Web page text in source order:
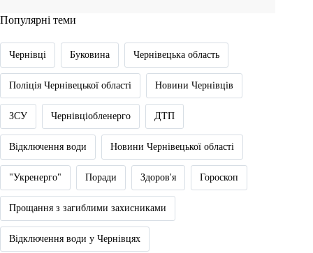
Популярні теми
Чернівці Буковина Чернівецька область
Поліція Чернівецької області Новини Чернівців
ЗСУ Чернівціобленерго ДТП
Відключення води Новини Чернівецької області
"Укренерго" Поради Здоров'я Гороскоп
Прощання з загиблими захисниками
Відключення води у Чернівцях